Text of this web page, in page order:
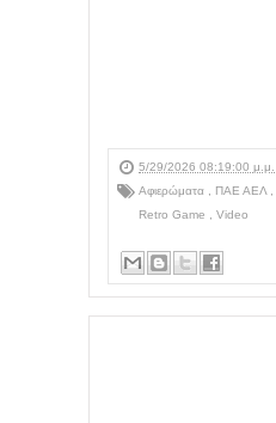
5/29/2026 08:19:00 μ.μ.
Αφιερώματα , ΠΑΕ ΑΕΛ ,
Retro Game , Video